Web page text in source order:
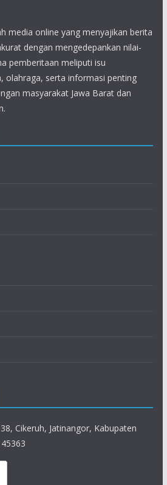
media online yang menyajikan berita
dengan mengedepankan nilai-
pemberitaan meliputi isu
olahraga, serta informasi penting
masyarakat Jawa Barat dan
Cikeruh, Jatinangor, Kabupaten